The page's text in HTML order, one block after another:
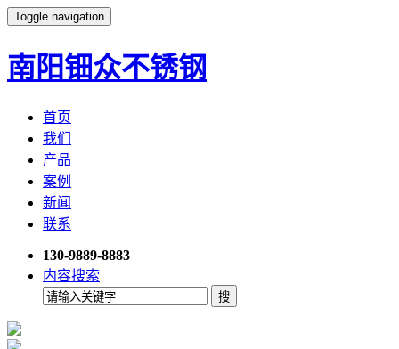
Toggle navigation
南阳钿众不锈钢
首页
我们
产品
案例
新闻
联系
130-9889-8883
内容搜索